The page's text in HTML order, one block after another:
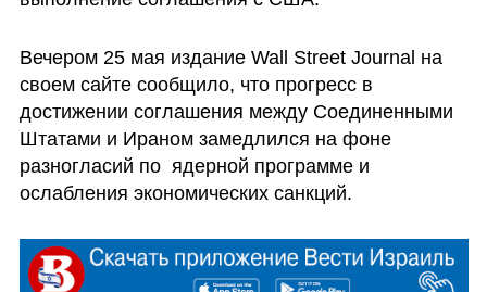
Вечером 25 мая издание Wall Street Journal на
своем сайте сообщило, что прогресс в
достижении соглашения между Соединенными
Штатами и Ираном замедлился на фоне
разногласий по  ядерной программе и
ослабления экономических санкций.